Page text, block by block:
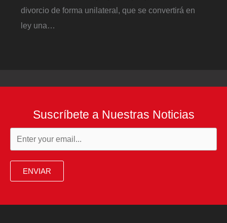
divorcio de forma unilateral, que se convertirá en
ley una…
Suscríbete a Nuestras Noticias
ENVIAR